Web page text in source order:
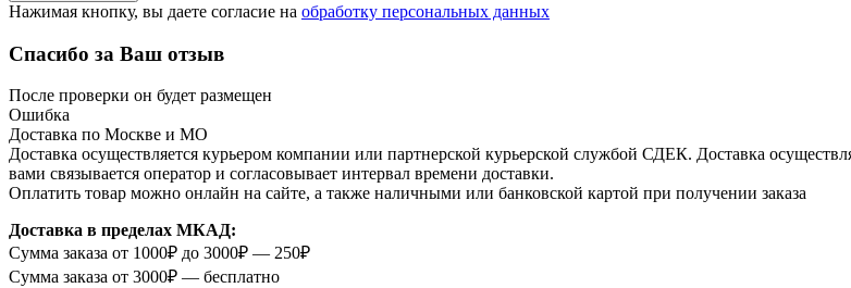
Нажимая кнопку, вы даете согласие на обработку персональных данных
Спасибо за Ваш отзыв
После проверки он будет размещен
Ошибка
Доставка по Москве и МО
Доставка осуществляется курьером компании или партнерской курьерской службой СДЕК. Доставка
вами связывается оператор и согласовывает интервал времени доставки.
Оплатить товар можно онлайн на сайте, а также наличными или банковской картой при получении заказа
Доставка в пределах МКАД:
Сумма заказа от 1000₽ до 3000₽ — 250₽
Сумма заказа от 3000₽ — бесплатно